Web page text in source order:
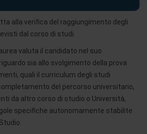
i quali potrebbero combinarle
che ha fornito loro o che hanno
alla verifica del raggiungimento degli
dal corso di studi.
valuta il candidato nel suo
sia allo svolgimento della prova
quali il curriculum degli studi
del percorso universitario,
da altro corso di studio o Università,
specifiche autonomamente stabilite